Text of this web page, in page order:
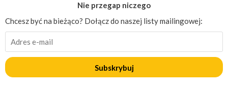
Nie przegap niczego
Chcesz być na bieżąco? Dołącz do naszej listy mailingowej:
Subskrybuj